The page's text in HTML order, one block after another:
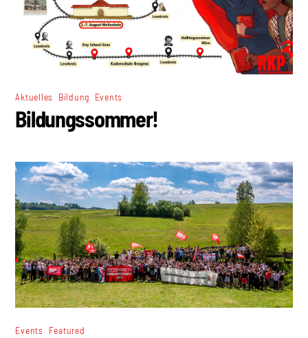
Aktuelles Bildung Events
Bildungssommer!
Events Featured